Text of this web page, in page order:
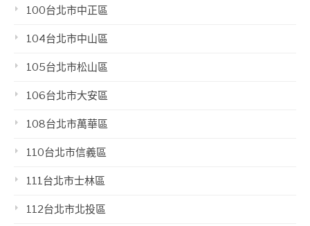
100台北市中正區
104台北市中山區
105台北市松山區
106台北市大安區
108台北市萬華區
110台北市信義區
111台北市士林區
112台北市北投區